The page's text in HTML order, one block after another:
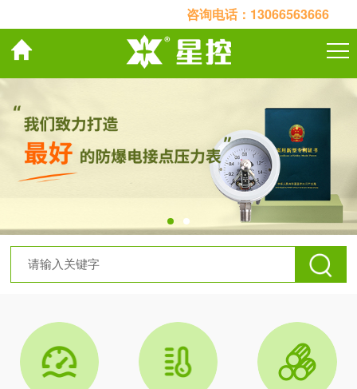
咨询电话： 13066563666
关于我们 产品中心 案例展示 联系我们